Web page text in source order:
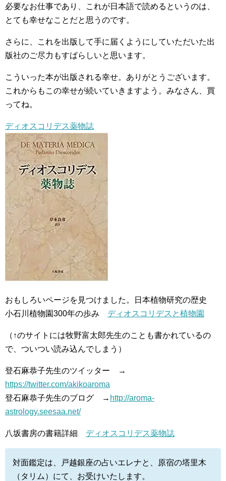
必要なお仕事であり、これが日本語で読めるというのは、
とても幸せなことだと思うのです。
さらに、これを出版して手に届くようにしていただいた出
版社のご尽力もすばらしいと思います。
こういった本が出版される幸せ。ありがとうございます。
これからもこの幸せが続いていきますよう。みなさん、買
ってね。
ディオスコリデス薬物誌
おもしろいページを見つけました。日本植物研究の歴史
小石川植物園300年の歩み ディオスコリデスと植物園
（↑のサイトには牧野富太郎先生のことも書かれているの
で、ついつい読み込んでしまう）
登石麻恭子先生のツイッター →
https://twitter.com/akikoaroma
登石麻恭子先生のブログ → http://aroma-
astrology.seesaa.net/
八坂書房の書籍詳細 ディオスコリデス薬物誌
対面鑑定は、戸越銀座の占いエレナと、原宿の塔里木
（タリム）にて、お受けいたします。